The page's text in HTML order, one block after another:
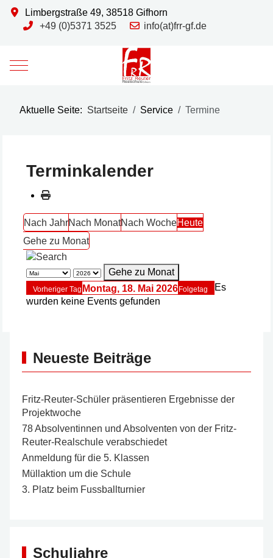
Limbergstraße 49, 38518 Gifhorn
+49 (0)5371 3525
info(at)frr-gf.de
Mobile Menu Toggle
Aktuelle Seite: Startseite Service Termine
Terminkalender
Nach JahrNach MonatNach WocheHeute
Gehe zu Monat
Gehe zu Monat
Vorheriger Tag Montag, 18. Mai 2026Folgetag
Es
wurden keine Events gefunden
Neueste Beiträge
Fritz-Reuter-Schüler präsentieren Ergebnisse der
Projektwoche
78 Absolventinnen und Absolventen von der Fritz-
Reuter-Realschule verabschiedet
Anmeldung für die 5. Klassen
Müllaktion um die Schule
3. Platz beim Fussballturnier
Schuljahre